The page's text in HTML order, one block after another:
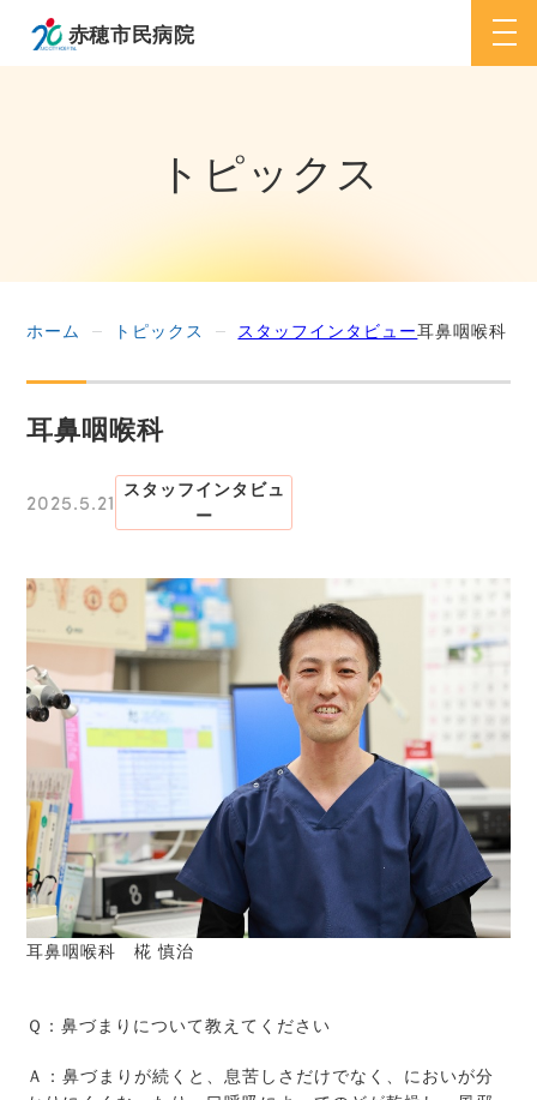
トピックス
ホーム トピックス スタッフインタビュー耳鼻咽喉科
耳鼻咽喉科
2025.5.21
スタッフインタビュ
ー
耳鼻咽喉科 椛 慎治
Ｑ：鼻づまりについて教えてください
Ａ：鼻づまりが続くと、息苦しさだけでなく、においが分